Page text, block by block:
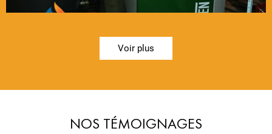
Voir plus
NOS TÉMOIGNAGES